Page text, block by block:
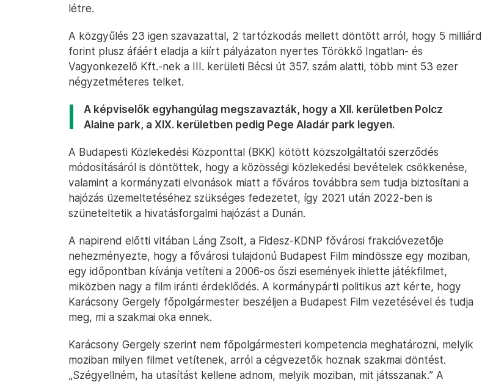
létre.
A közgyűlés 23 igen szavazattal, 2 tartózkodás mellett döntött arról, hogy 5 milliárd
forint plusz áfáért eladja a kiírt pályázaton nyertes Törökkő Ingatlan- és
Vagyonkezelő Kft.-nek a III. kerületi Bécsi út 357. szám alatti, több mint 53 ezer
négyzetméteres telket.
A képviselők egyhangúlag megszavazták, hogy a XII. kerületben Polcz
Alaine park, a XIX. kerületben pedig Pege Aladár park legyen.
A Budapesti Közlekedési Központtal (BKK) kötött közszolgáltatói szerződés
módosításáról is döntöttek, hogy a közösségi közlekedési bevételek csökkenése,
valamint a kormányzati elvonások miatt a főváros továbbra sem tudja biztosítani a
hajózás üzemeltetéséhez szükséges fedezetet, így 2021 után 2022-ben is
szüneteltetik a hivatásforgalmi hajózást a Dunán.
A napirend előtti vitában Láng Zsolt, a Fidesz-KDNP fővárosi frakcióvezetője
nehezményezte, hogy a fővárosi tulajdonú Budapest Film mindössze egy moziban,
egy időpontban kívánja vetíteni a 2006-os őszi események ihlette játékfilmet,
miközben nagy a film iránti érdeklődés. A kormánypárti politikus azt kérte, hogy
Karácsony Gergely főpolgármester beszéljen a Budapest Film vezetésével és tudja
meg, mi a szakmai oka ennek.
Karácsony Gergely szerint nem főpolgármesteri kompetencia meghatározni, melyik
moziban milyen filmet vetítenek, arról a cégvezetők hoznak szakmai döntést.
„Szégyellném, ha utasítást kellene adnom, melyik moziban, mit játsszanak.” A